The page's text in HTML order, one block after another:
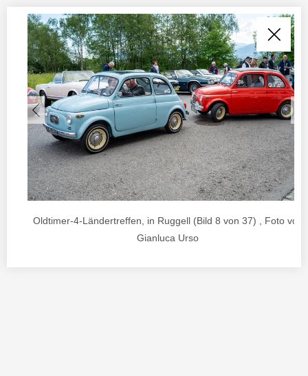
Oldtimer-4-Ländertreffen, in Ruggell (Bild 8 von 37) , Foto von
Gianluca Urso